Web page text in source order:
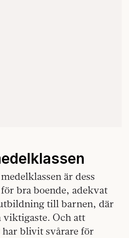
är dess
bra boende, adekvat
till barnen, där
viktigaste. Och att
har blivit svårare för